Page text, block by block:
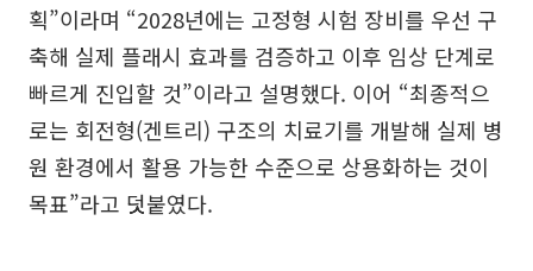
획”이라며 “2028년에는 고정형 시험 장비를 우선 구
축해 실제 플래시 효과를 검증하고 이후 임상 단계로
빠르게 진입할 것”이라고 설명했다. 이어 “최종적으
로는 회전형(겐트리) 구조의 치료기를 개발해 실제 병
원 환경에서 활용 가능한 수준으로 상용화하는 것이
목표”라고 덧붙였다.